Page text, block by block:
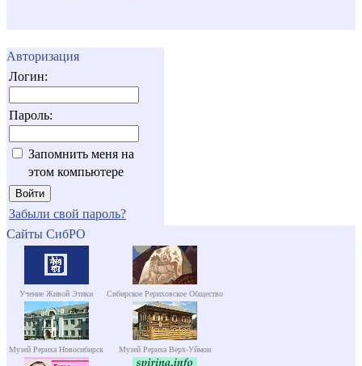
Авторизация
Логин:
Пароль:
Запомнить меня на
этом компьютере
Забыли свой пароль?
Сайты СибРО
Учение Живой Этики Сибирское Рериховское Общество
Музей Рериха Новосибирск Музей Рериха Верх-Уймон